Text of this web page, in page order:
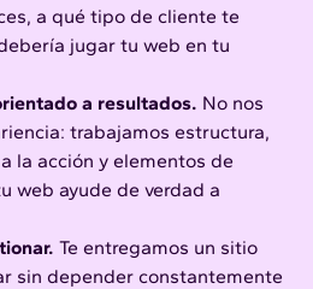
a qué tipo de cliente te
jugar tu web en tu
a resultados. No nos
trabajamos estructura,
la acción y elementos de
web ayude de verdad a
Te entregamos un sitio
sin depender constantemente